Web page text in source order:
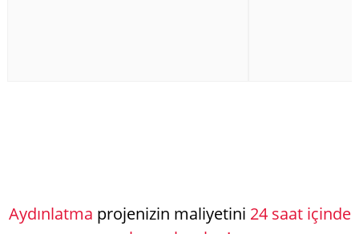
Aydınlatma projenizin maliyetini 24 saat içinde